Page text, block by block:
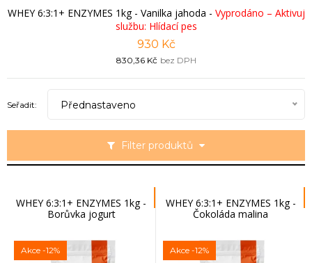
WHEY 6:3:1+ ENZYMES 1kg - Vanilka jahoda - Vyprodáno – Aktivuj
službu: Hlídací pes
930 Kč
830,36 Kč bez DPH
Filter produktů
Seřadit: Přednastaveno
WHEY 6:3:1+ ENZYMES 1kg -
Borůvka jogurt
Akce -12%
WHEY 6:3:1+ ENZYMES 1kg -
Čokoláda malina
Akce -12%